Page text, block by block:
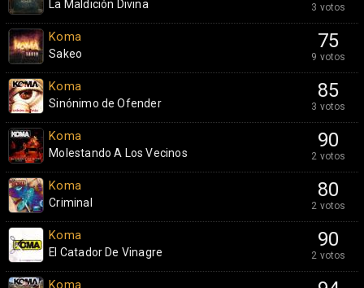
3 votos
La Maldición Divina
75
9 votos
Koma
Sakeo
85
3 votos
Koma
Sinónimo de Ofender
90
2 votos
Koma
Molestando A Los Vecinos
80
2 votos
Koma
Criminal
90
2 votos
Koma
El Catador De Vinagre
Koma